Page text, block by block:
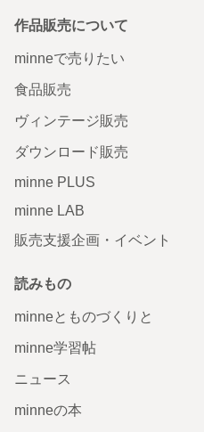
作品販売について
minneで売りたい
食品販売
ヴィンテージ販売
ダウンロード販売
minne PLUS
minne LAB
販売支援企画・イベント
読みもの
minneとものづくりと
minne学習帖
ニュース
minneの本